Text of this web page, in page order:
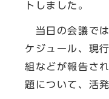
トしました。
当日の会議では
ケジュール、現
組などが報告さ
題について、活